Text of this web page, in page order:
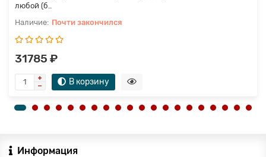
любой (б..
Почти закончился
31785 ₽
В корзину
Информация